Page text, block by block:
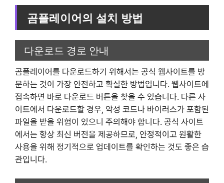
곰플레이어의 설치 방법
다운로드 경로 안내
곰플레이어를 다운로드하기 위해서는 공식 웹사이트를 방
문하는 것이 가장 안전하고 확실한 방법입니다. 웹사이트에
접속하면 바로 다운로드 버튼을 찾을 수 있습니다. 다른 사
이트에서 다운로드할 경우, 악성 코드나 바이러스가 포함된
파일을 받을 위험이 있으니 주의해야 합니다. 공식 사이트
에서는 항상 최신 버전을 제공하므로, 안정적이고 원활한
사용을 위해 정기적으로 업데이트를 확인하는 것도 좋은 습
관입니다.